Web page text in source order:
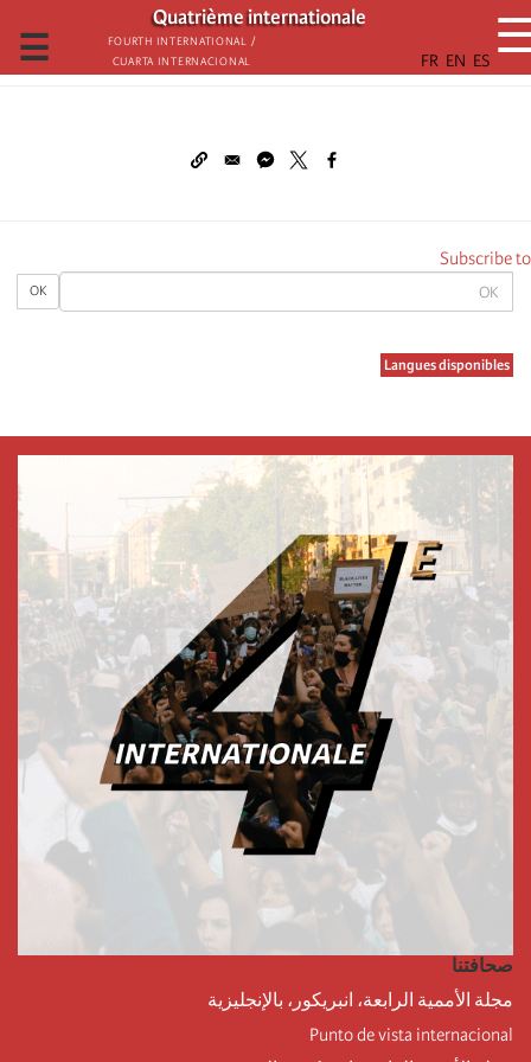
تجاوز
إلى
المحتوى
Quatrième internationale
Fourth International /
Cuarta Internacional
☰
OK
OK
Langues disponibles
Subscribe to
صحافتنا
مجلة الأممية الرابعة، انبريكور، بالإنجليزية
Punto de vista internacional